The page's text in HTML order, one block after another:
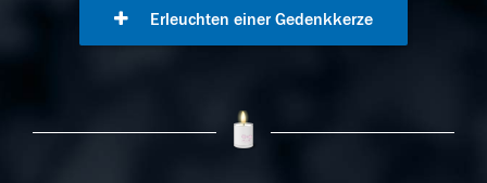
Erleuchten einer Gedenkkerze